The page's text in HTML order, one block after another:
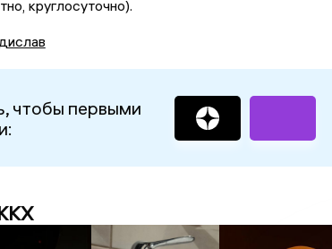
круглосуточно).
чтобы первыми